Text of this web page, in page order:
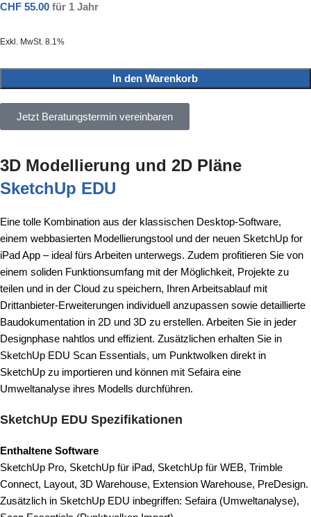
CHF 55.00 für 1 Jahr
Exkl. MwSt. 8.1%
In den Warenkorb
Jetzt Beratungstermin vereinbaren
3D Modellierung und 2D Pläne
SketchUp EDU
Eine tolle Kombination aus der klassischen Desktop-Software,
einem webbasierten Modellierungstool und der neuen SketchUp for
iPad App – ideal fürs Arbeiten unterwegs. Zudem profitieren Sie von
einem soliden Funktionsumfang mit der Möglichkeit, Projekte zu
teilen und in der Cloud zu speichern, Ihren Arbeitsablauf mit
Drittanbieter-Erweiterungen individuell anzupassen sowie detaillierte
Baudokumentation in 2D und 3D zu erstellen. Arbeiten Sie in jeder
Designphase nahtlos und effizient. Zusätzlichen erhalten Sie in
SketchUp EDU Scan Essentials, um Punktwolken direkt in
SketchUp zu importieren und können mit Sefaira eine
Umweltanalyse ihres Modells durchführen.
SketchUp EDU Spezifikationen
Enthaltene Software
SketchUp Pro, SketchUp für iPad, SketchUp für WEB, Trimble
Connect, Layout, 3D Warehouse, Extension Warehouse, PreDesign.
Zusätzlich in SketchUp EDU inbegriffen: Sefaira (Umweltanalyse),